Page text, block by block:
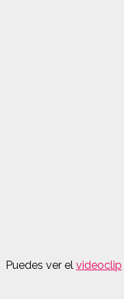
Puedes ver el videoclip